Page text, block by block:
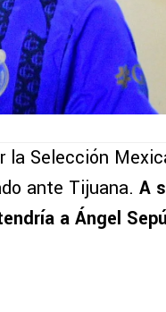
la Selección
ante Tijuana. A
a Ángel